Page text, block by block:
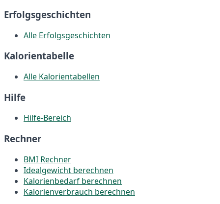
Erfolgsgeschichten
Alle Erfolgsgeschichten
Kalorientabelle
Alle Kalorientabellen
Hilfe
Hilfe-Bereich
Rechner
BMI Rechner
Idealgewicht berechnen
Kalorienbedarf berechnen
Kalorienverbrauch berechnen